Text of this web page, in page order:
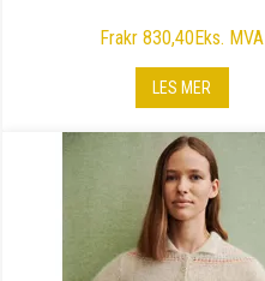
Frakr 830,40Eks. MVA
LES MER